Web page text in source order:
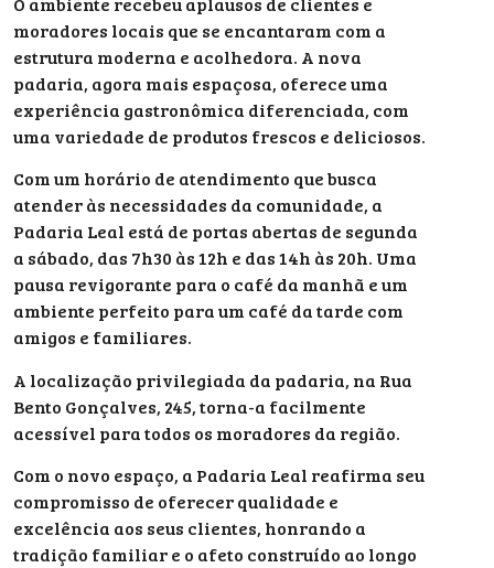
moradores locais que se encantaram com a
estrutura moderna e acolhedora. A nova
padaria, agora mais espaçosa, oferece uma
experiência gastronômica diferenciada, com
uma variedade de produtos frescos e deliciosos.
Com um horário de atendimento que busca
atender às necessidades da comunidade, a
Padaria Leal está de portas abertas de segunda
a sábado, das 7h30 às 12h e das 14h às 20h. Uma
pausa revigorante para o café da manhã e um
ambiente perfeito para um café da tarde com
amigos e familiares.
A localização privilegiada da padaria, na Rua
Bento Gonçalves, 245, torna-a facilmente
acessível para todos os moradores da região.
Com o novo espaço, a Padaria Leal reafirma seu
compromisso de oferecer qualidade e
excelência aos seus clientes, honrando a
tradição familiar e o afeto construído ao longo